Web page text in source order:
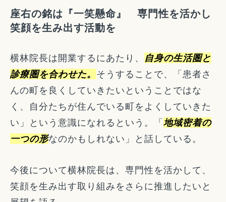
座右の銘は『一笑懸命』 専門性を活かし
笑顔を生み出す活動を
横林院長は開業するにあたり、 自身の生活圏と
診療圏を合わせた。 そうすることで、「患者さ
んの町を良くしていきたいということではな
く、自分たちが住んでいる町をよくしていきた
い」という意識になれるという。「地域密着の
一つの形なのかもしれない」と話している。
今後について横林院長は、専門性を活かして、
笑顔を生み出す取り組みをさらに推進したいと